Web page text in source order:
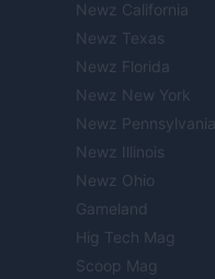
Newz California
Newz Texas
Newz Florida
Newz New York
Newz Pennsylvania
Newz Illinois
Newz Ohio
Gameland
Hig Tech Mag
Scoop Mag